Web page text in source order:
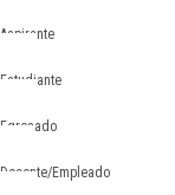
Aspirante
Estudiante
Egresado
Docente/Empleado